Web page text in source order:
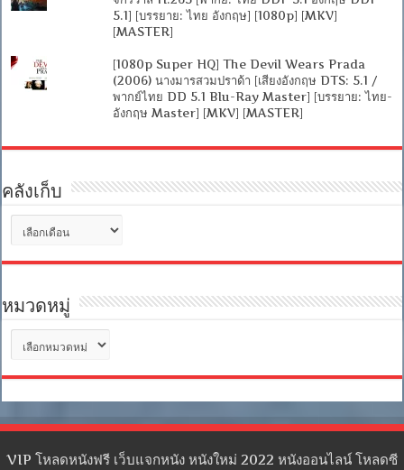
5.1] [บรรยาย: ไทย อังกฤษ] [1080p] [MKV]
[MASTER]
[1080p Super HQ] The Devil Wears Prada
(2006) นางมารสวมปราด้า [เสียงอังกฤษ DTS: 5.1 /
พากย์ไทย DD 5.1 Blu-Ray Master] [บรรยาย: ไทย-
อังกฤษ Master] [MKV] [MASTER]
คลังเก็บ
คลัง
เก็บ
หมวดหมู่
หมวด
หมู่
VIP โหลดหนังฟรี เว็บแจกหนัง หนังใหม่ 2022 หนังออนไลน์ โหลดซี